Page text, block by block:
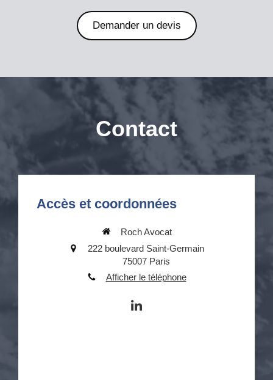
Demander un devis
Contact
Accès et coordonnées
Roch Avocat
222 boulevard Saint-Germain
75007 Paris
Afficher le téléphone